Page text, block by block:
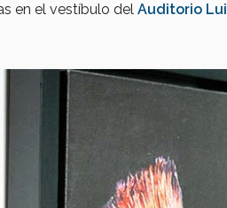
en el vestíbulo del Auditorio